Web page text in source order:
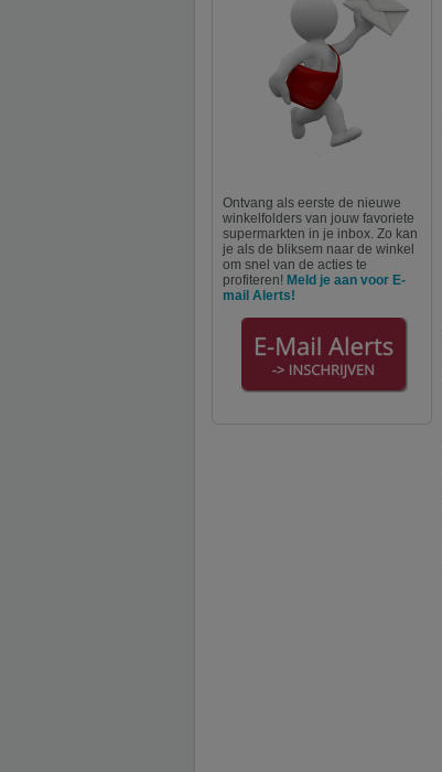
Ontvang als eerste de nieuwe
winkelfolders van jouw favoriete
supermarkten in je inbox. Zo kan
je als de bliksem naar de winkel
om snel van de acties te
profiteren! Meld je aan voor E-
mail Alerts!